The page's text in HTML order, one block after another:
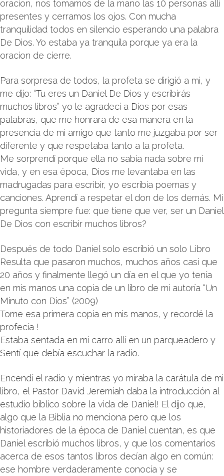
oracion, nos tomamos de la mano las 10 personas allí
presentes y cerramos los ojos. Con mucha
tranquilidad todos en silencio esperando una palabra
De Dios. Yo estaba ya tranquila porque ya era la
oracion de cierre.
Para sorpresa de todos, la profeta se dirigió a mi, y
me dijo: “Tu eres un Daniel De Dios y escribirás
muchos libros” yo le agradecí a Dios por esas
palabras, que me honrara de esa manera en la
presencia de mi amigo que tanto me juzgaba por ser
diferente y que respetaba tanto a la profeta.
Me sorprendí porque ella no sabía nada sobre mi
vida, y en esa época, Dios me levantaba en las
madrugadas para escribir, yo escribía poemas y
canciones. Aprendí a respetar el don de los demás. Mi
pregunta siempre fue: que tiene que ver, ser un Daniel
De Dios con escribir muchos libros?
Después de todo Daniel solo escribió un solo Libro
Resulta que pasaron muchos, muchos años casi que
20 años y finalmente llegó un día en el que yo tenía
en mis manos una copia de un libro de mi autoría “Un
Minuto con Dios” (2009)
Tome esa primera copia en mis manos, y recordé la
profecía !
Estaba sentada en mi carro allí en un parqueadero y
Sentí que debía escuchar la radio.
Encendí el radio y mientras yo miraba la carátula de mi
libro, el Pastor David Jeremiah daba la introducción al
estudio bíblico sobre la vida de Daniel! El dijo que,
algo que la Biblia no menciona pero que los
historiadores de la época de Daniel cuentan, es que
Daniel escribió muchos libros, y que los comentarios
acerca de esos tantos libros decían algo en común:
ese hombre verdaderamente conocía y se